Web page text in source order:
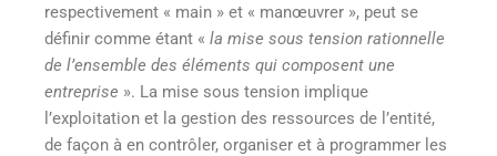
respectivement « main » et « manœuvrer », peut se
définir comme étant « la mise sous tension rationnelle
de l’ensemble des éléments qui composent une
entreprise ». La mise sous tension implique
l’exploitation et la gestion des ressources de l’entité,
de façon à en contrôler, organiser et à programmer les